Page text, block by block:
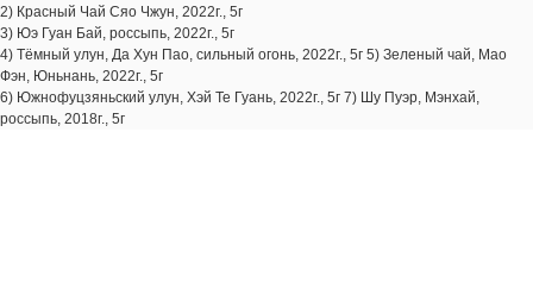
2) Красный Чай Сяо Чжун, 2022г., 5г
3) Юэ Гуан Бай, россыпь, 2022г., 5г
4) Тёмный улун, Да Хун Пао, сильный огонь, 2022г., 5г 5) Зеленый чай, Мао
Фэн, Юньнань, 2022г., 5г
6) Южнофуцзяньский улун, Хэй Те Гуань, 2022г., 5г 7) Шу Пуэр, Мэнхай,
россыпь, 2018г., 5г